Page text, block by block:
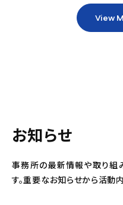
View
お知らせ
事務所の最新情報や取り組
す。重要なお知らせから活動